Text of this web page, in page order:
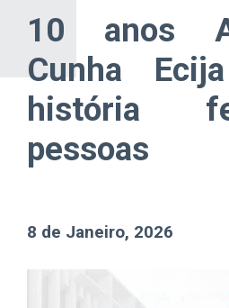
10 anos
Cunha
história
pessoas
8 de Janeiro, 2026